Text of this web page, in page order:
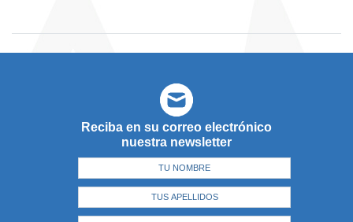
Reciba en su correo electrónico
nuestra newsletter